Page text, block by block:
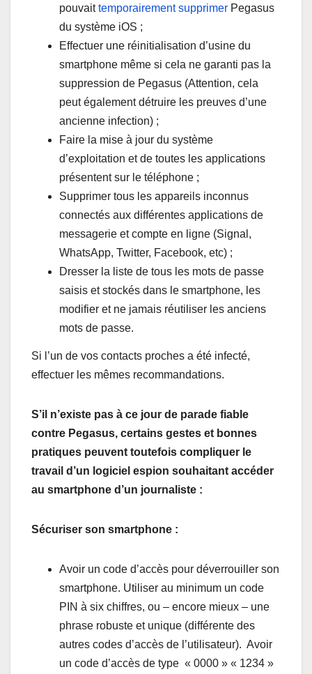
pouvaittemporairement supprimer Pegasus
du système iOS ;
Effectuer une réinitialisation d’usine du
smartphone même si cela ne garanti pas la
suppression de Pegasus (Attention, cela
peut également détruire les preuves d’une
ancienne infection) ;
Faire la mise à jour du système
d’exploitation et de toutes les applications
présentent sur le téléphone ;
Supprimer tous les appareils inconnus
connectés aux différentes applications de
messagerie et compte en ligne (Signal,
WhatsApp, Twitter, Facebook, etc) ;
Dresser la liste de tous les mots de passe
saisis et stockés dans le smartphone, les
modifier et ne jamais réutiliser les anciens
mots de passe.
Si l’un de vos contacts proches a été infecté,
effectuer les mêmes recommandations.
S’il n’existe pas à ce jour de parade fiable
contre Pegasus, certains gestes et bonnes
pratiques peuvent toutefois compliquer le
travail d’un logiciel espion souhaitant accéder
au smartphone d’un journaliste :
Sécuriser son smartphone :
Avoir un code d’accès pour déverrouiller son
smartphone. Utiliser au minimum un code
PIN à six chiffres, ou – encore mieux – une
phrase robuste et unique (différente des
autres codes d’accès de l’utilisateur). Avoir
un code d’accès de type « 0000 » « 1234 »